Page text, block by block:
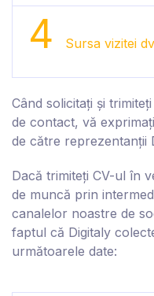
4 Sursa vizitei
Când solicitați și
de contact, vă
de către reprezentanții
Dacă trimiteți CV-ul în
de muncă prin
canalelor noastre de
faptul că Digitaly
următoarele date: